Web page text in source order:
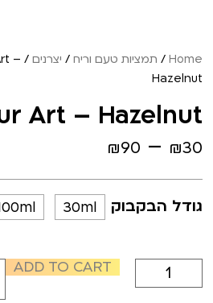
Home
/ תמציות טעם וריח / יצרנים /
–
Hazelnut
Art – Hazelnut
₪30
–
₪90
גודל הבקבוק 30ml
ADD TO CART